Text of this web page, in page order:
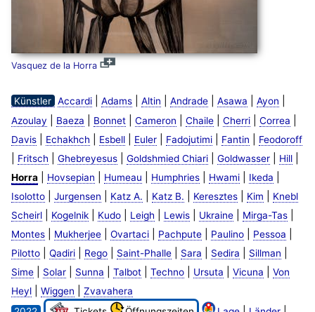
Vasquez de la Horra
Künstler Accardi| Adams| Altin Andrade| Asawa Ayon
Azoulay Baeza Bonnet| Cameron Chaile| Cherri| Correa
Davis| Echakhch Esbell| Euler| Fadojutimi| Fantin Feodoroff
Fritsch Ghebreyesus| Goldshmied Chiari| Goldwasser| Hill|
Horra| Hovsepian Humeau Humphries| Hwami| Ikeda
Isolotto| Jurgensen Katz A. Katz B. Keresztes| Kim
Knebl
Scheirl| Kogelnik| Kudo| Leigh Lewis| Ukraine| Mirga-Tas|
Montes| Mukherjee| Ovartaci| Pachpute| Paulino| Pessoa
Pilotto| Qadiri| Rego| Saint-Phalle| Sara Sedira Sillman
Sime| Solar| Sunna Talbot| Techno| Ursuta Vicuna
Von
Heyl| Wiggen
Zvavahera